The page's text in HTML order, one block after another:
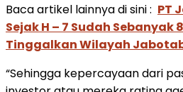
Baca artikel lainnya di sini : PT
Sejak H – 7 Sudah Sebanyak
Tinggalkan Wilayah
“Sehingga kepercayaan dari